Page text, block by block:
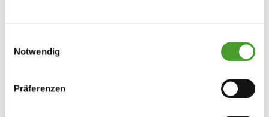
Notwendig
Präferenzen